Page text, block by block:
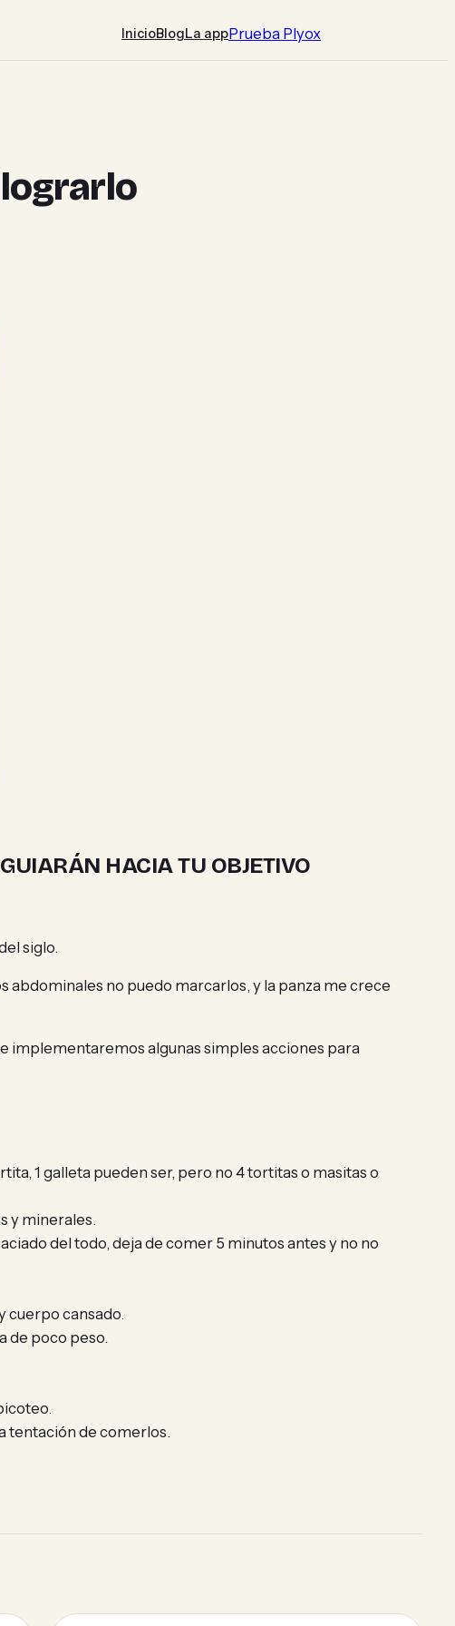
InicioBlogLa appPrueba Plyox
HACIA TU OBJETIVO
siglo.
abdominales no puedo marcarlos, y la panza me crece
implementaremos algunas simples acciones para
1 galleta pueden ser, pero no 4 tortitas o masitas o
y minerales.
del todo, deja de comer 5 minutos antes y no no
cuerpo cansado.
de poco peso.
tentación de comerlos.